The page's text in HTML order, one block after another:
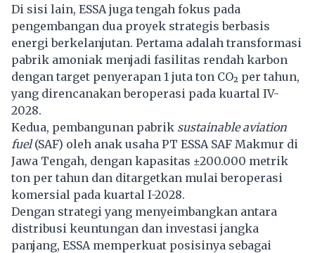
Di sisi lain, ESSA juga tengah fokus pada
pengembangan dua proyek strategis berbasis
energi berkelanjutan. Pertama adalah transformasi
pabrik amoniak menjadi fasilitas rendah karbon
dengan target penyerapan 1 juta ton CO₂ per tahun,
yang direncanakan beroperasi pada kuartal IV-
2028.
Kedua, pembangunan pabrik sustainable aviation
fuel(SAF) oleh anak usaha PT ESSA SAF Makmur di
Jawa Tengah, dengan kapasitas ±200.000 metrik
ton per tahun dan ditargetkan mulai beroperasi
komersial pada kuartal I-2028.
Dengan strategi yang menyeimbangkan antara
distribusi keuntungan dan investasi jangka
panjang, ESSA memperkuat posisinya sebagai